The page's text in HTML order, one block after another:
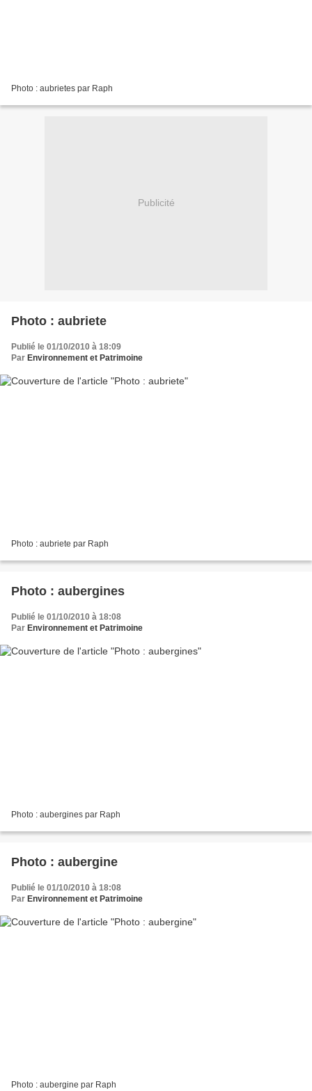
Photo : aubrietes par Raph
Publicité
Photo : aubriete
Publié le 01/10/2010 à 18:09
Par Environnement et Patrimoine
Photo : aubriete par Raph
Photo : aubergines
Publié le 01/10/2010 à 18:08
Par Environnement et Patrimoine
Photo : aubergines par Raph
Photo : aubergine
Publié le 01/10/2010 à 18:08
Par Environnement et Patrimoine
Photo : aubergine par Raph